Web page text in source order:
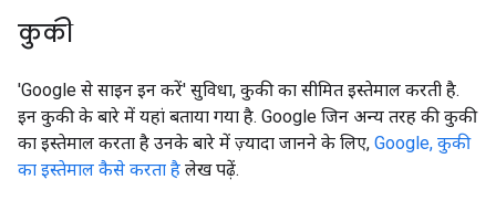
कुकी
'Google से साइन इन करें' सुविधा, कुकी का सीमित इस्तेमाल करती है.
इन कुकी के बारे में यहां बताया गया है. Google जिन अन्य तरह की कुकी
का इस्तेमाल करता है उनके बारे में ज़्यादा जानने के लिए, Google, कुकी
का इस्तेमाल कैसे करता है लेख पढ़ें.